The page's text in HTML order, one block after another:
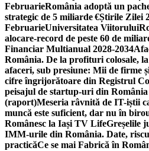
FebruarieRomânia adoptă un
strategic de 5 miliarde €Știrile Zilei
FebruarieUniversitatea Viitorului
alocare-record de peste 60 de
Financiar Multianual 2028-2034
România. De la profituri colosale,
afaceri, sub presiune: Mii de firme
cifre îngrijorătoare din Registrul
peisajul de startup-uri din
(raport)Meseria râvnită de IT-iștii
muncă este suficient, dar nu în
Românesc la Iași TV LifeGreșelile
IMM-urile din România. Date,
practicăCe se mai Fabrică în